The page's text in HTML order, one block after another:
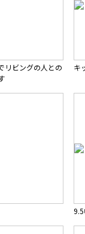
リビングの人との
キ